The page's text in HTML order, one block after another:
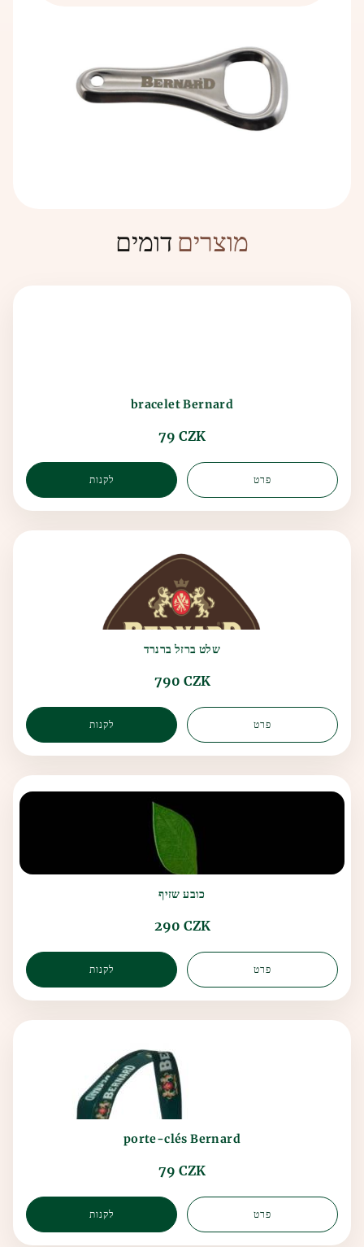
מוצרים דומים
bracelet Bernard
79 CZK
לקנות פרט
שלט ברזל ברנרד
790 CZK
לקנות פרט
כובע שזיף
290 CZK
לקנות פרט
porte-clés Bernard
79 CZK
לקנות פרט
הקשר בין בירה לאמבטיות ידוע רשמית מהימי הביניים, כאשר
מהמקורות התבססה ההכרה בהשפעות המועילות של אמבטיות
תהליך הייצור נשאר ללא שינוי במשך מאות שנים – הכל מתחיל
בטחינת המלוט ואחריה בישול הבירה. לאחר מכן מתקרר התירוש
ומשתמשים בשמרים מושרים, ואחר כך מתבצעת התסיסה הראשית.
הבירה החצי-מוכנה מונחת במכלי בירה שם הבירה שוכבת
ומתבגרת. לאחר שהבירה התבגרה, היא עוברת סינון מינרלי